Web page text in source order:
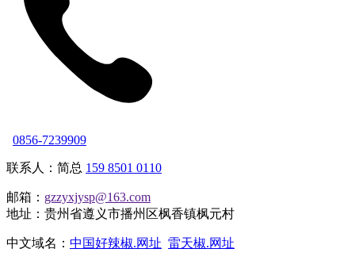
0856-7239909
联系人：简总 159 8501 0110
邮箱： gzzyxjysp@163.com
地址：贵州省遵义市播州区枫香镇枫元村
中文域名： 中国好辣椒.网址 雷天椒.网址